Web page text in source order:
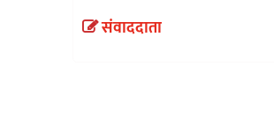
संवाददाता